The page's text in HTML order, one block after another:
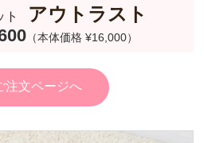
ト アウトラスト
（本体価格 ¥16,000）
注文ページへ